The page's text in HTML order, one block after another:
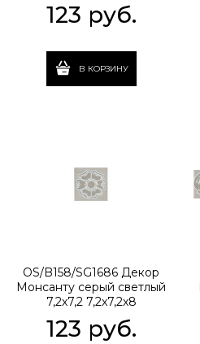
123 руб.
В КОРЗИНУ
OS/B158/SG1686 Декор
Монсанту серый светлый
7,2х7,2 7,2x7,2x8
123 руб.